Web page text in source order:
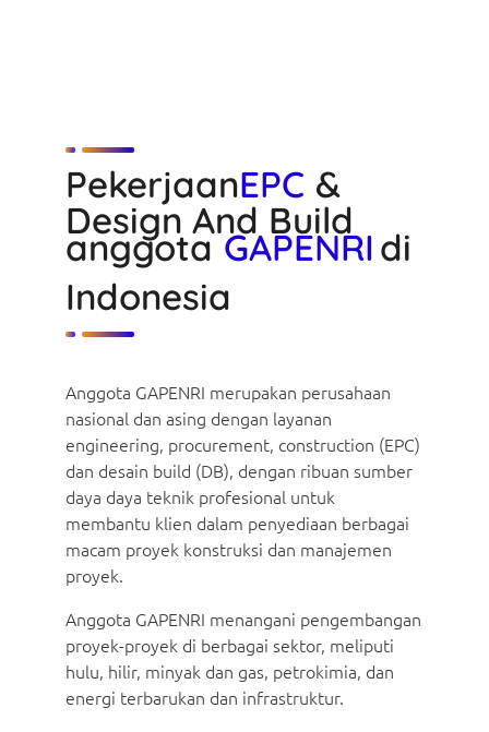
PekerjaanEPC &
Design And Build
anggota GAPENRIdi
Indonesia
Anggota GAPENRI merupakan perusahaan
nasional dan asing dengan layanan
engineering, procurement, construction (EPC)
dan desain build (DB), dengan ribuan sumber
daya daya teknik profesional untuk
membantu klien dalam penyediaan berbagai
macam proyek konstruksi dan manajemen
proyek.
Anggota GAPENRI menangani pengembangan
proyek-proyek di berbagai sektor, meliputi
hulu, hilir, minyak dan gas, petrokimia, dan
energi terbarukan dan infrastruktur.